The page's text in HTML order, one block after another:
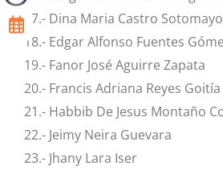
17.- Dina Maria Castro
18.- Edgar Alfonso Fuentes
19.- Fanor José Aguirre Zapata
20.- Francis Adriana Reyes Goitía
21.- Habbib De Jesus Montaño
22.- Jeimy Neira Guevara
23.- Jhany Lara Iser